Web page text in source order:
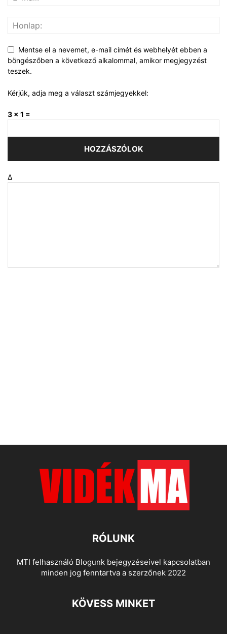
Mentse el a nevemet, e-mail címét és webhelyét ebben a
böngészőben a következő alkalommal, amikor megjegyzést
teszek.
Kérjük, adja meg a választ számjegyekkel:
3 × 1 =
Δ
RÓLUNK
MTI felhasználó Blogunk bejegyzéseivel kapcsolatban
minden jog fenntartva a szerzőnek 2022
KÖVESS MINKET